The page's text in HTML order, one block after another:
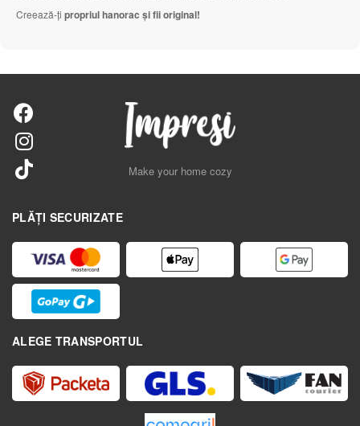
Creează-ți propriul hanorac și fii original!
Make your home cozy
PLĂȚI SECURIZATE
ALEGE TRANSPORTUL